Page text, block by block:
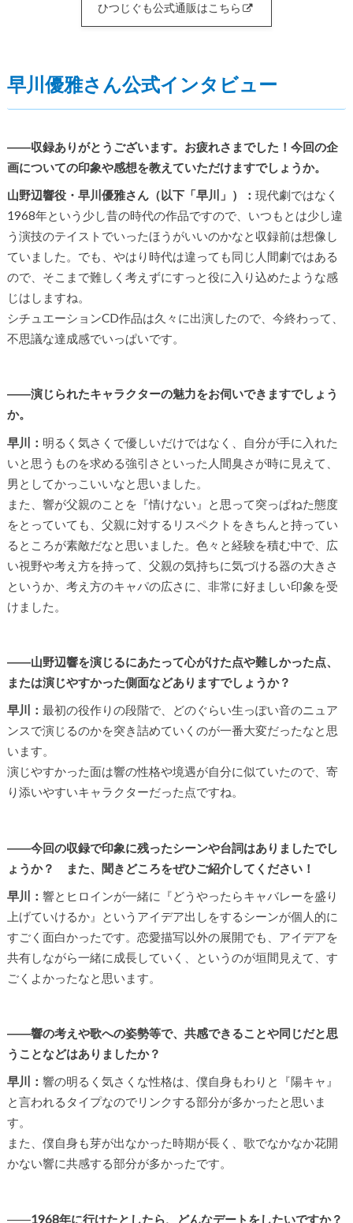
ひつじぐも公式通販はこちら
早川優雅さん公式インタビュー
――収録ありがとうございます。お疲れさまでした！今回の企
画についての印象や感想を教えていただけますでしょうか。
山野辺響役・早川優雅さん（以下「早川」）： 現代劇ではなく
1968年という少し昔の時代の作品ですので、いつもとは少し違
う演技のテイストでいったほうがいいのかなと収録前は想像し
ていました。でも、やはり時代は違っても同じ人間劇ではある
ので、そこまで難しく考えずにすっと役に入り込めたような感
じはしますね。
シチュエーションCD作品は久々に出演したので、今終わって、
不思議な達成感でいっぱいです。
――演じられたキャラクターの魅力をお伺いできますでしょう
か。
早川： 明るく気さくで優しいだけではなく、自分が手に入れた
いと思うものを求める強引さといった人間臭さが時に見えて、
男としてかっこいいなと思いました。
また、響が父親のことを『情けない』と思って突っぱねた態度
をとっていても、父親に対するリスペクトをきちんと持ってい
るところが素敵だなと思いました。色々と経験を積む中で、広
い視野や考え方を持って、父親の気持ちに気づける器の大きさ
というか、考え方のキャパの広さに、非常に好ましい印象を受
けました。
――山野辺響を演じるにあたって心がけた点や難しかった点、
または演じやすかった側面などありますでしょうか？
早川： 最初の役作りの段階で、どのぐらい生っぽい音のニュア
ンスで演じるのかを突き詰めていくのが一番大変だったなと思
います。
演じやすかった面は響の性格や境遇が自分に似ていたので、寄
り添いやすいキャラクターだった点ですね。
――今回の収録で印象に残ったシーンや台詞はありましたでし
ょうか？ また、聞きどころをぜひご紹介してください！
早川： 響とヒロインが一緒に『どうやったらキャバレーを盛り
上げていけるか』というアイデア出しをするシーンが個人的に
すごく面白かったです。恋愛描写以外の展開でも、アイデアを
共有しながら一緒に成長していく、というのが垣間見えて、す
ごくよかったなと思います。
――響の考えや歌への姿勢等で、共感できることや同じだと思
うことなどはありましたか？
早川： 響の明るく気さくな性格は、僕自身もわりと『陽キャ』
と言われるタイプなのでリンクする部分が多かったと思いま
す。
また、僕自身も芽が出なかった時期が長く、歌でなかなか花開
かない響に共感する部分が多かったです。
――1968年に行けたとしたら、どんなデートをしたいですか？